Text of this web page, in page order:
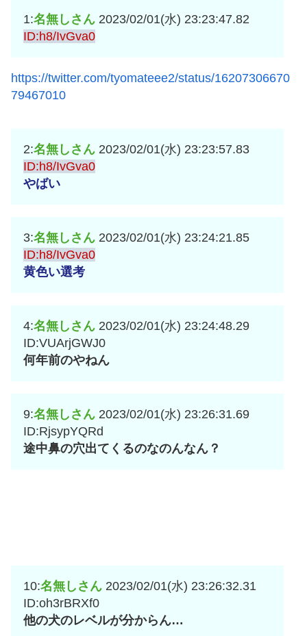
1:名無しさん 2023/02/01(水) 23:23:47.82
ID:h8/IvGva0
https://twitter.com/tyomateee2/status/16207306670
79467010
2:名無しさん 2023/02/01(水) 23:23:57.83
ID:h8/IvGva0
やばい
3:名無しさん 2023/02/01(水) 23:24:21.85
ID:h8/IvGva0
黄色い選考
4:名無しさん 2023/02/01(水) 23:24:48.29
ID:VUArjGWJ0
何年前のやねん
9:名無しさん 2023/02/01(水) 23:26:31.69
ID:RjsypYQRd
途中鼻の穴出てくるのなのんなん？
10:名無しさん 2023/02/01(水) 23:26:32.31
ID:oh3rBRXf0
他の犬のレベルが分からん…